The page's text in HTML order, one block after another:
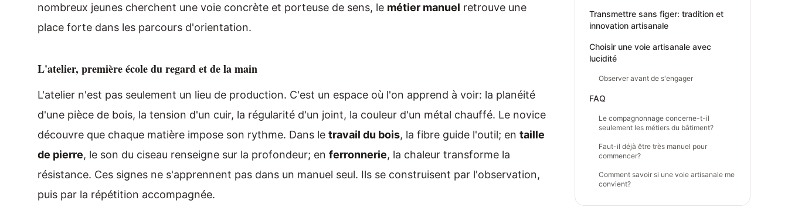
nombreux jeunes cherchent une voie concrète et porteuse de sens, le métier manuel retrouve une
place forte dans les parcours d'orientation.
L'atelier, première école du regard et de la main
L'atelier n'est pas seulement un lieu de production. C'est un espace où l'on apprend à voir: la planéité
d'une pièce de bois, la tension d'un cuir, la régularité d'un joint, la couleur d'un métal chauffé. Le novice
découvre que chaque matière impose son rythme. Dans le travail du bois, la fibre guide l'outil; en taille
de pierre, le son du ciseau renseigne sur la profondeur; en ferronnerie, la chaleur transforme la
résistance. Ces signes ne s'apprennent pas dans un manuel seul. Ils se construisent par l'observation,
puis par la répétition accompagnée.
Transmettre sans figer: tradition et
innovation artisanale
Choisir une voie artisanale avec
lucidité
Observer avant de s'engager
FAQ
Le compagnonnage concerne-t-il
seulement les métiers du bâtiment?
Faut-il déjà être très manuel pour
commencer?
Comment savoir si une voie artisanale me
convient?